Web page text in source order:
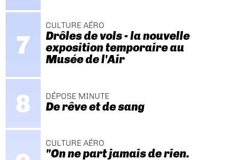
CULTURE AÉRO
Drôles de vols - la nouvelle
exposition temporaire au
Musée de l'Air
DÉPOSE MINUTE
De rêve et de sang
CULTURE AÉRO
"On ne part jamais de rien.